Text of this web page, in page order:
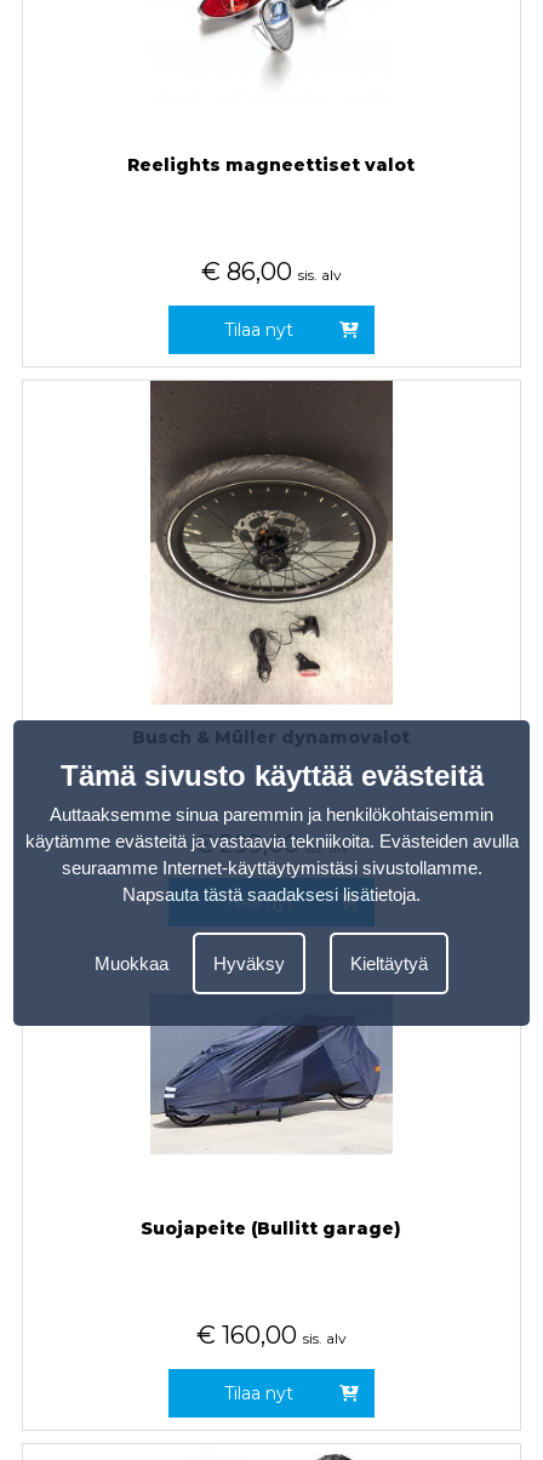
Reelights magneettiset valot
€ 86,00 sis. alv
Tilaa nyt
Busch & Müller dynamovalot
€ 299,00 sis. alv
Tilaa nyt
Suojapeite (Bullitt garage)
€ 160,00 sis. alv
Tilaa nyt
Tämä sivusto käyttää evästeitä
Auttaaksemme sinua paremmin ja henkilökohtaisemmin
käytämme evästeitä ja vastaavia tekniikoita. Evästeiden avulla
seuraamme Internet-käyttäytymistäsi sivustollamme.
Napsauta tästä saadaksesi lisätietoja.
Muokkaa Hyväksy Kieltäytyä